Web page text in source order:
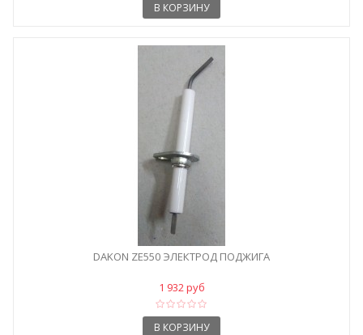
В КОРЗИНУ
DAKON ZE550 ЭЛЕКТРОД ПОДЖИГА
1 932 руб
В КОРЗИНУ